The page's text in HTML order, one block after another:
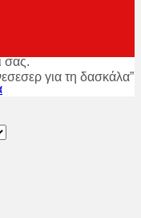
σας.
για τη δασκάλα”